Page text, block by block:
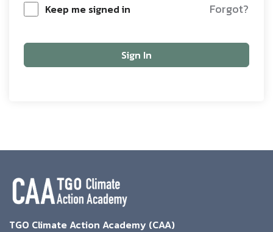
Keep me signed in Forgot?
Sign In
TGO Climate Action Academy (CAA)